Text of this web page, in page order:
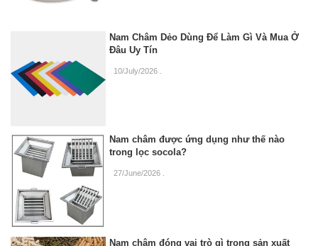
Nam Châm Dẻo Dùng Để Làm Gì Và Mua Ở
Đâu Uy Tín
10/July/2026
Nam châm được ứng dụng như thế nào
trong lọc socola?
27/June/2026
Nam châm đóng vai trò gì trong sản xuất